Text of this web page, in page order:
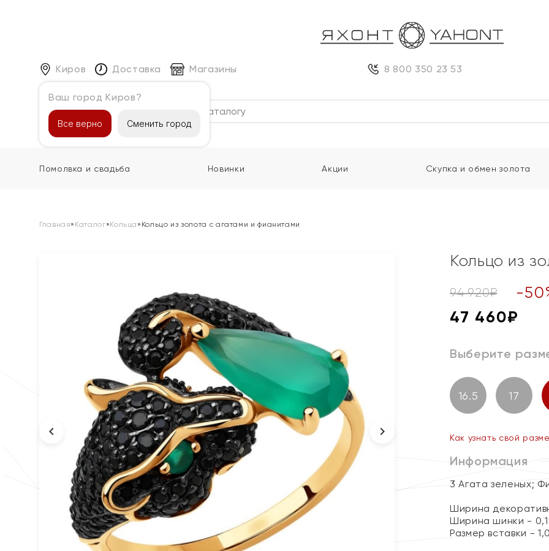
Киров
Ваш город Киров?
Все верно Сменить город
Доставка Магазины 8 800 350 23 53
Каталог
Помолвка и свадьба Новинки Акции Скупка и обмен золота
Главная» Каталог»Кольца » Кольцо из золота с агатами и фианитами
Кольцо из
94 920₽ -50
47 460₽
Выберите
16.5 17
Как узнать свой
Информация
3 Агата зеленых;
Ширина
Ширина шинки -
Размер вставки -